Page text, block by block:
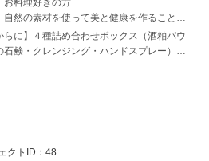
自然の素材を使って美と健康を作ることに
1000人以上
らに】４種詰め合わせボックス（酒粕パウ
石鹸・クレンジング・ハンドスプレー）
無償でご提供
クトID：48